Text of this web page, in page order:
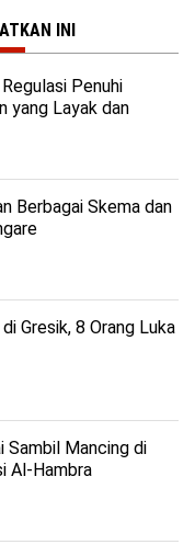
INI
Penuhi
yang Layak dan
Berbagai Skema dan
Gresik, 8 Orang Luka
Sambil Mancing di
Al-Hambra